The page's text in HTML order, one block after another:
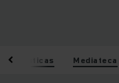
Mediateca